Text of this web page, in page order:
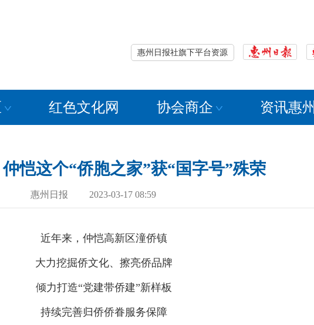
惠州日报社旗下平台资源
红色文化网 协会商企 资讯惠州
恺这个“侨胞之家”获“国字号”殊荣
惠州日报 2023-03-17 08:59
近年来，仲恺高新区潼侨镇
大力挖掘侨文化、擦亮侨品牌
倾力打造“党建带侨建”新样板
持续完善归侨侨眷服务保障